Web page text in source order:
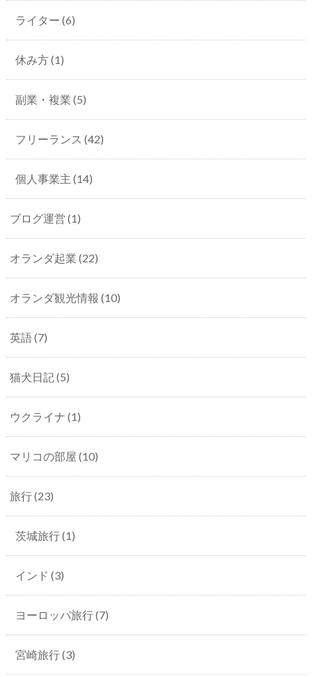
ライター (6)
休み方(1)
副業・複業 (5)
フリーランス (42)
個人事業主 (14)
ブログ運営 (1)
オランダ起業 (22)
オランダ観光情報 (10)
英語(7)
猫犬日記(5)
ウクライナ (1)
マリコの部屋 (10)
旅行(23)
茨城旅行(1)
インド (3)
ヨーロッパ旅行(7)
宮崎旅行(3)